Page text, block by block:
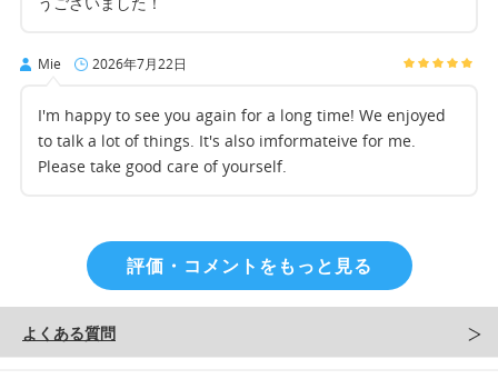
Mie 2026年7月22日
I'm happy to see you again for a long time! We enjoyed
to talk a lot of things. It's also imformateive for me.
Please take good care of yourself.
評価・コメントをもっと見る
よくある質問